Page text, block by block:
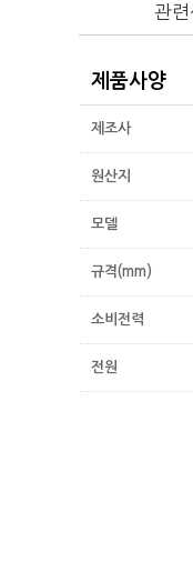
관련
제품사양
제조사
원산지
모델
규격(mm)
소비전력
전원